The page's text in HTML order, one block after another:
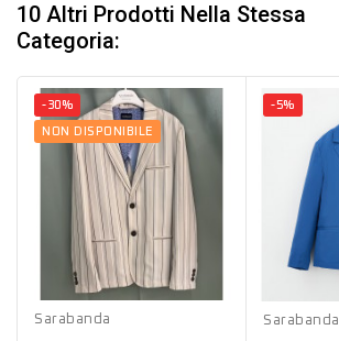
10 Altri Prodotti Nella Stessa
Categoria:
Beige
-30%
NON DISPONIBILE
Sarabanda
-5%
Sarabanda